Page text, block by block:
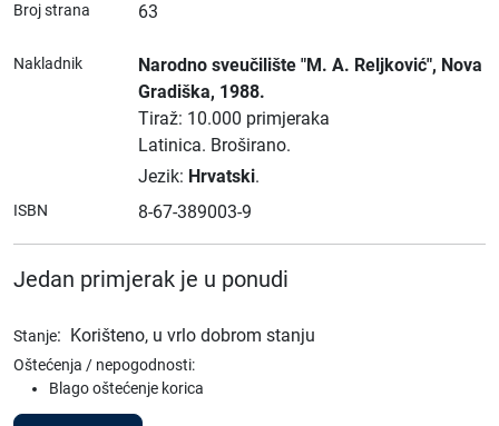
Broj strana 63
Nakladnik Narodno sveučilište "M. A. Reljković", Nova
Gradiška, 1988.
Tiraž: 10.000 primjeraka
Latinica. Broširano.
Jezik: Hrvatski.
ISBN 8-67-389003-9
Jedan primjerak je u ponudi
Stanje: Korišteno, u vrlo dobrom stanju
Oštećenja / nepogodnosti:
Blago oštećenje korica